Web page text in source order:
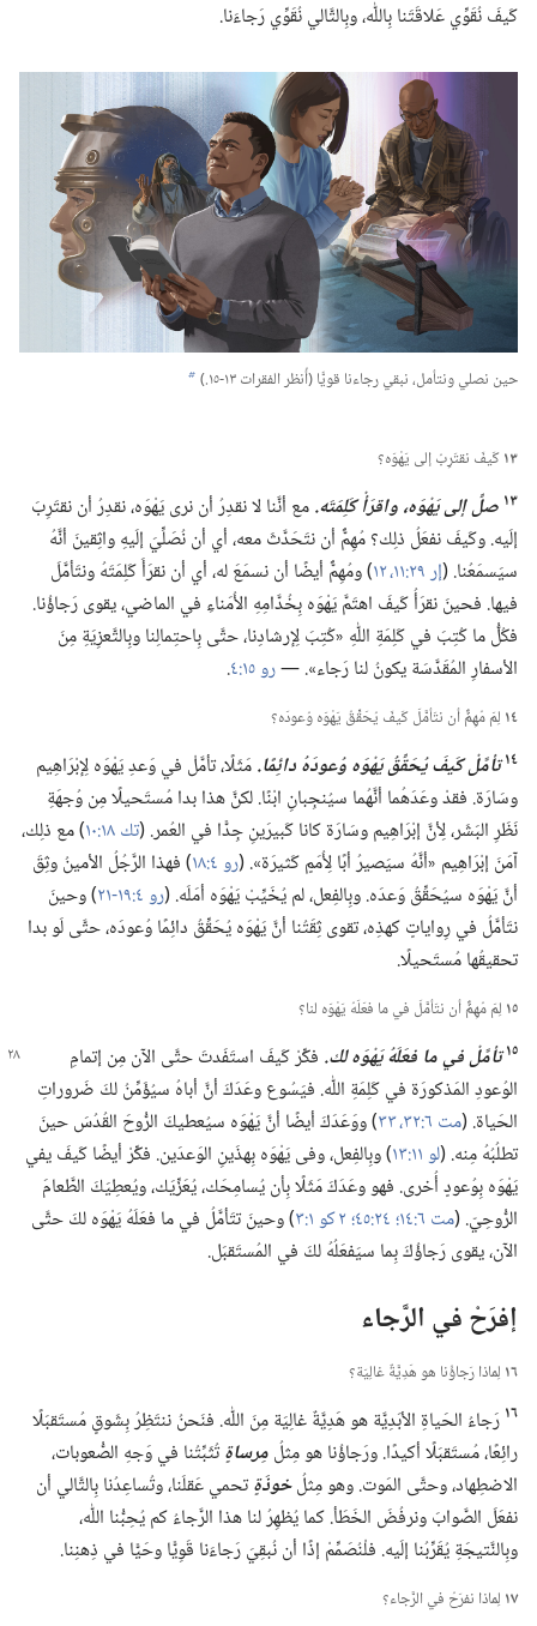
كَيفَ نُقَوِّي عَلاقَتَنا بِاللّٰه،‏ وبِالتَّالي نُقَوِّي رَجاءَنا.‏
حين نصلي ونتأمل،‏ نبقي رجاءنا قويًّا (‏أُنظر الفقرات ١٣-‏١٥.‏)‏ b
١٣كَيفَ نقتَرِبُ إلى يَهْوَه؟‏
١٣ صلِّ إلى يَهْوَه،‏ واقرَأْ كَلِمَتَه.‏مع أنَّنا لا نقدِرُ أن نرى يَهْوَه،‏ نقدِرُ أن نقتَرِبَ
إلَيه.‏ وكَيفَ نفعَلُ ذلِك؟‏ مُهِمٌّ أن نتَحَدَّثَ معه،‏ أي أن نُصَلِّيَ إلَيهِ واثِقينَ أنَّهُ
سيَسمَعُنا.‏ (‏إر ٢٩:‏١١،‏ ١٢
‏)‏ ومُهِمٌّ أيضًا أن نسمَعَ له،‏ أي أن نقرَأَ كَلِمَتَهُ ونتَأمَّلَ
فيها.‏ فحينَ نقرَأُ كَيفَ اهتَمَّ يَهْوَه بِخُدَّامِهِ الأُمَناءِ في الماضي،‏ يقوى رَجاؤُنا.‏
فكُلُّ ما كُتِبَ في كَلِمَةِ اللّٰهِ «كُتِبَ لِإرشادِنا،‏ حتَّى بِاحتِمالِنا وبِالتَّعزِيَةِ مِنَ
الأسفارِ المُقَدَّسَة يكونُ لنا رَجاء».‏ —‏رو ١٥:‏٤ ‏.‏
١٤ لِمَ مُهِمٌّ أن نتَأمَّلَ كَيفَ يُحَقِّقُ يَهْوَه وُعودَه؟‏
١٤ تأمَّلْ كَيفَ يُحَقِّقُ يَهْوَه وُعودَهُ دائِمًا.‏مَثَلًا،‏ تأمَّلْ في وَعدِ يَهْوَه لِإبْرَاهِيم
وسَارَة.‏ فقدْ وعَدَهُما أنَّهُما سيُنجِبانِ ابْنًا.‏ لكنَّ هذا بدا مُستَحيلًا مِن وُجهَةِ
نَظَرِ البَشَر،‏ لِأنَّ إبْرَاهِيم وسَارَة كانا كَبيرَينِ جِدًّا في العُمر.‏ (‏تك ١٨:‏١٠
‏)‏ مع ذلِك،‏
آمَنَ إبْرَاهِيم «أنَّهُ سيَصيرُ أبًا لِأُمَمٍ كَثيرَة».‏ (‏رو ٤:‏١٨
‏)‏ فهذا الرَّجُلُ الأمينُ وثِقَ
أنَّ يَهْوَه سيُحَقِّقُ وَعدَه.‏ وبِالفِعل،‏ لم يُخَيِّبْ يَهْوَه أمَلَه.‏ (‏رو ٤:‏١٩-‏٢١
‏)‏ وحينَ
نتَأمَّلُ في رِواياتٍ كهذِه،‏ تقوى ثِقَتُنا أنَّ يَهْوَه يُحَقِّقُ دائِمًا وُعودَه،‏ حتَّى لَو بدا
تحقيقُها مُستَحيلًا.‏
١٥ لِمَ مُهِمٌّ أن نتَأمَّلَ في ما فعَلَهُ يَهْوَه لنا؟‏
١٥ تأمَّلْ في ما فعَلَهُ يَهْوَه لك.‏ فكِّرْ كَيفَ استَفَدتَحتَّى الآن مِن إتمامِ
الوُعودِ المَذكورَة في كَلِمَةِ اللّٰه.‏ فيَسُوع وعَدَكَ أنَّ أباهُ سيُؤَمِّنُ لكَ ضَروراتِ
الحَياة.‏ (‏مت ٦:‏٣٢،‏ ٣٣
‏)‏ ووَعَدَكَ أيضًا أنَّ يَهْوَه سيُعطيكَ الرُّوحَ القُدُسَ حينَ
تطلُبُهُ مِنه.‏ (‏لو ١١:‏١٣
‏)‏ وبِالفِعل،‏ وفى يَهْوَه بِهذَينِ الوَعدَين.‏ فكِّرْ أيضًا كَيفَ يفي
يَهْوَه بِوُعودٍ أُخرى.‏ فهو وعَدَكَ مَثَلًا بِأن يُسامِحَك،‏ يُعَزِّيَك،‏ ويُعطِيَكَ الطَّعامَ
الرُّوحِيّ.‏ (‏مت ٦:‏١٤؛‏
‏)‏ وحينَ تتَأمَّلُ في ما فعَلَهُ يَهْوَه لكَ حتَّى
الآن،‏ يقوى رَجاؤُكَ بِما سيَفعَلُهُ لكَ في المُستَقبَل.‏
إفرَحْ في الرَّجاء
١٦ لِماذا رَجاؤُنا هو هَدِيَّةٌ غالِيَة؟‏
١٦ رَجاءُ الحَياةِ الأبَدِيَّة هو هَدِيَّةٌ غالِيَة مِنَ اللّٰه.‏ فنَحنُ ننتَظِرُ بِشَوقٍ مُستَقبَلًا
رائِعًا،‏ مُستَقبَلًا أكيدًا.‏ ورَجاؤُنا هو مِثلُمِرساةٍتُثَبِّتُنا في وَجهِ الصُّعوبات،‏
الاضطِهاد،‏ وحتَّى المَوت.‏ وهو مِثلُخوذَةٍتحمي عَقلَنا،‏ وتُساعِدُنا بِالتَّالي أن
نفعَلَ الصَّوابَ ونرفُضَ الخَطَأ.‏ كما يُظهِرُ لنا هذا الرَّجاءُ كم يُحِبُّنا اللّٰه،‏
وبِالنَّتيجَةِ يُقَرِّبُنا إلَيه.‏ فلْنُصَمِّمْ إذًا أن نُبقِيَ رَجاءَنا قَوِيًّا وحَيًّا في ذِهنِنا.‏
١٧ لِماذا نفرَحُ في الرَّجاء؟‏